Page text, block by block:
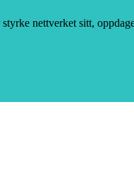
nettverket sitt,